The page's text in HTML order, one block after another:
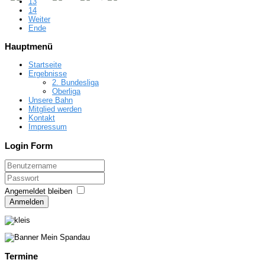
14
Weiter
Ende
Hauptmenü
Startseite
Ergebnisse
2. Bundesliga
Oberliga
Unsere Bahn
Mitglied werden
Kontakt
Impressum
Login Form
Angemeldet bleiben
Anmelden
Termine